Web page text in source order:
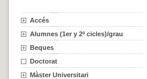
Accés
Alumnes (1er y 2º cicles)/grau
Beques
Doctorat
Màster Universitari